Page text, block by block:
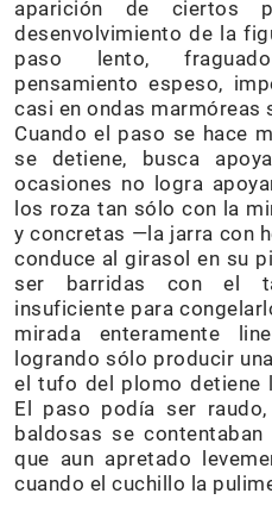
aparición de ciertos
desenvolvimiento de la
paso lento,
pensamiento espeso,
casi en ondas marmóreas
Cuando el paso se hace
se detiene, busca
ocasiones no logra
los roza tan sólo con la
y concretas —la jarra con
conduce al girasol en su
ser barridas con el
insuficiente para
mirada enteramente
logrando sólo producir
el tufo del plomo detiene
El paso podía ser
baldosas se
que aun apretado
cuando el cuchillo la